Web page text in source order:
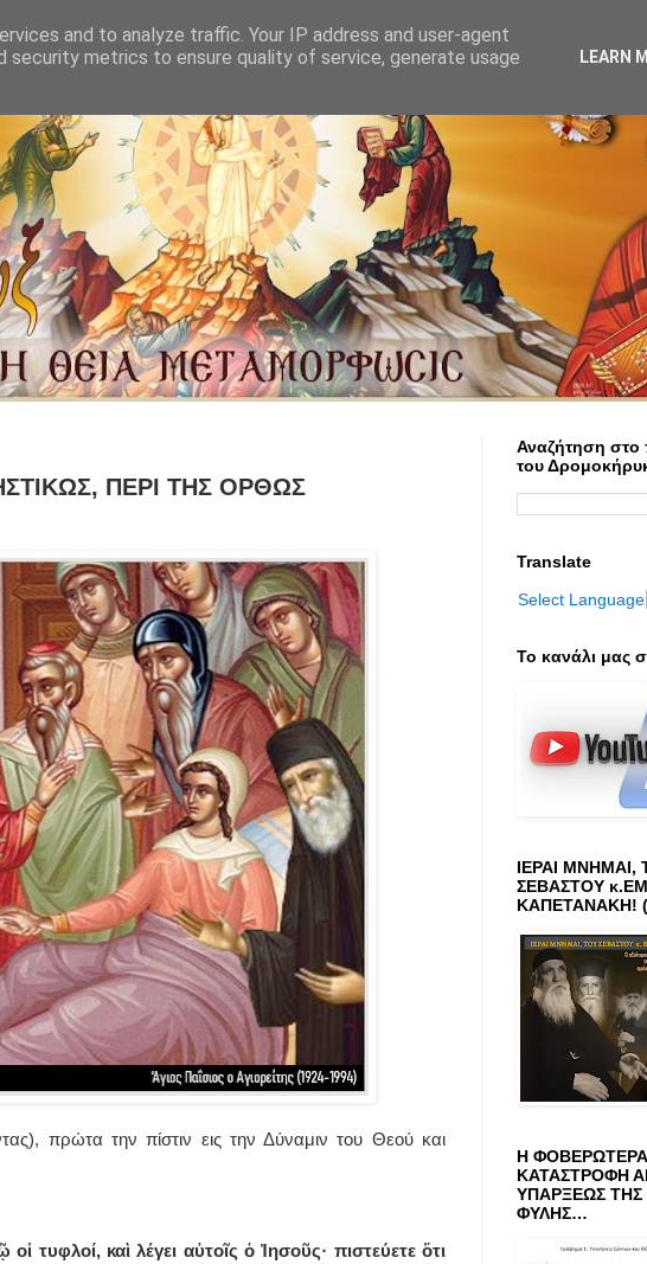
ΠΕΡΙ ΤΗΣ ΟΡΘΩΣ
πρώτα την πίστιν εις την Δύναμιν του Θεού και
τυφλοί, καὶ λέγει αὐτοῖς ὁ Ἰησοῦς· πιστεύετε ὅτι
Αναζήτηση στο
του
Translate
Select Language
Το κανάλι μας
ΙΕΡΑΙ ΜΝΗΜΑΙ,
ΣΕΒΑΣΤΟΥ
ΚΑΠΕΤΑΝΑΚΗ!
Η ΦΟΒΕΡΩΤΕΡΑ
ΚΑΤΑΣΤΡΟΦΗ
ΥΠΑΡΞΕΩΣ ΤΗΣ
ΦΥΛΗΣ…
and to analyze traffic. Your IP address and user-agent
security metrics to ensure quality of service, generate usage
LEARN